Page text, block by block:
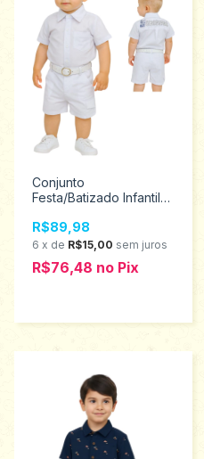
Conjunto
Festa/Batizado Infantil
tamanho 1 ao 2 523
R$89,98
6 x de R$15,00 sem juros
R$76,48 no Pix